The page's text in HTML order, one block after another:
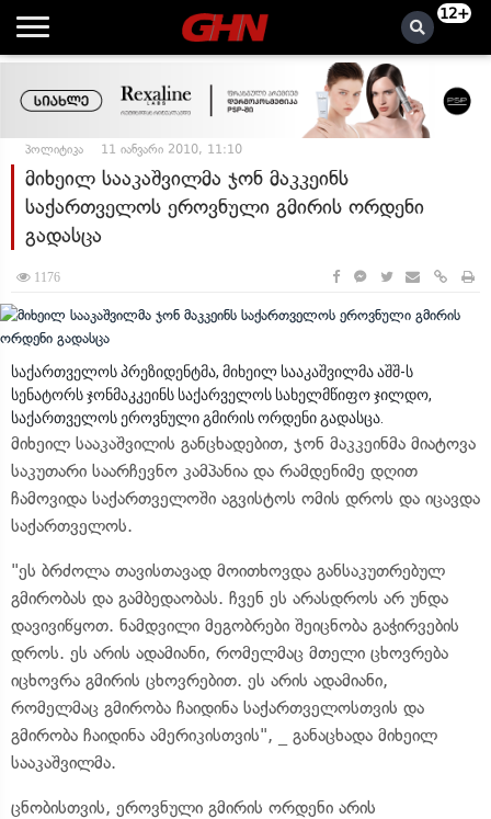
12+
პოლიტიკა 11 იანვარი 2010, 11:10
მიხეილ სააკაშვილმა ჯონ მაკკეინს
საქართველოს ეროვნული გმირის ორდენი
გადასცა
1176
საქართველოს პრეზიდენტმა, მიხეილ სააკაშვილმა აშშ-ს
სენატორს ჯონმაკკეინს საქარველოს სახელმწიფო ჯილდო,
საქართველოს ეროვნული გმირის ორდენი გადასცა.
მიხეილ სააკაშვილის განცხადებით, ჯონ მაკკეინმა მიატოვა
საკუთარი საარჩევნო კამპანია და რამდენიმე დღით
ჩამოვიდა საქართველოში აგვისტოს ომის დროს და იცავდა
საქართველოს.
"ეს ბრძოლა თავისთავად მოითხოვდა განსაკუთრებულ
გმირობას და გამბედაობას. ჩვენ ეს არასდროს არ უნდა
დავივიწყოთ. ნამდვილი მეგობრები შეიცნობა გაჭირვების
დროს. ეს არის ადამიანი, რომელმაც მთელი ცხოვრება
იცხოვრა გმირის ცხოვრებით. ეს არის ადამიანი,
რომელმაც გმირობა ჩაიდინა საქართველოსთვის და
გმირობა ჩაიდინა ამერიკისთვის", _ განაცხადა მიხეილ
სააკაშვილმა.
ცნობისთვის, ეროვნული გმირის ორდენი არის